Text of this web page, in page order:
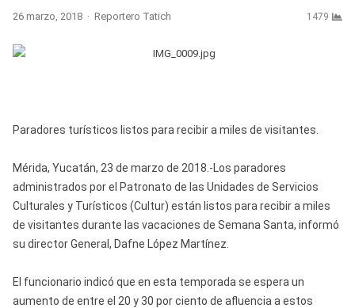
26 marzo, 2018 Author
Reportero Tatich 1479
Paradores turísticos listos para recibir a miles de visitantes.
Mérida, Yucatán, 23 de marzo de 2018.-Los paradores
administrados por el Patronato de las Unidades de Servicios
Culturales y Turísticos (Cultur) están listos para recibir a miles
de visitantes durante las vacaciones de Semana Santa, informó
su director General, Dafne López Martínez.
El funcionario indicó que en esta temporada se espera un
aumento de entre el 20 y 30 por ciento de afluencia a estos